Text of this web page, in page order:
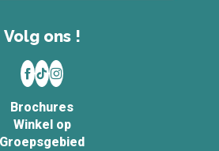
Volg ons !
Brochures
Winkel op
Groepsgebied